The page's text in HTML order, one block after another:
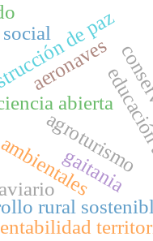
aeronaves
gaitania
agroturismo
de paz
rural
abierta